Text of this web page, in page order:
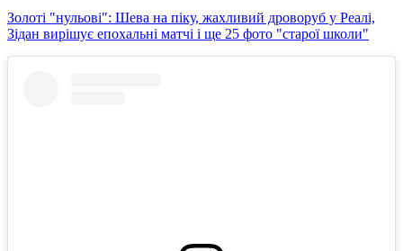
Золоті "нульові": Шева на піку, жахливий дроворуб у Реалі,
Зідан вирішує епохальні матчі і ще 25 фото "старої школи"